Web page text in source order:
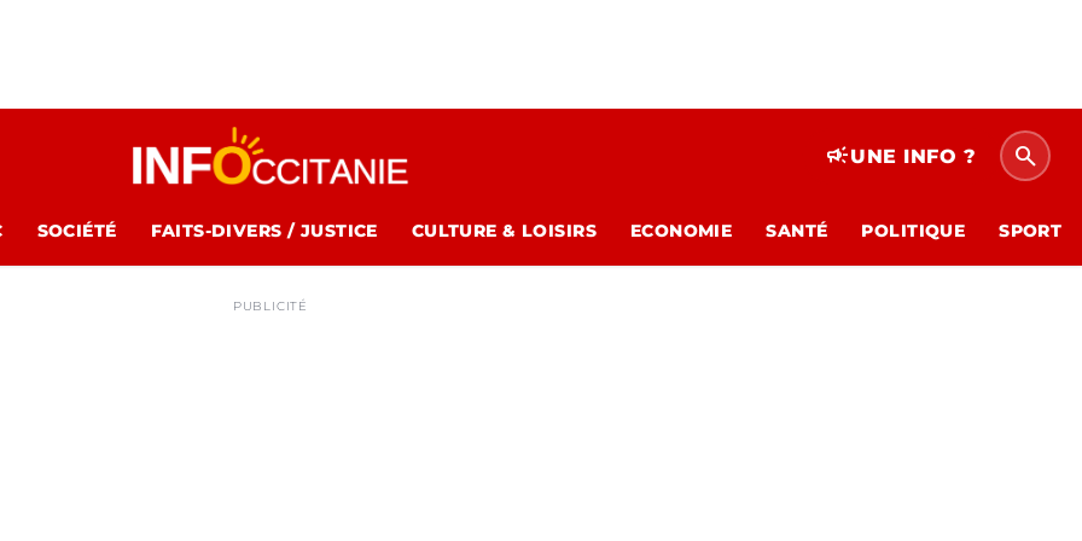
campaignUNE INFO ? search
SOCIÉTÉ FAITS-DIVERS / JUSTICE CULTURE & LOISIRS ECONOMIE SANTÉ POLITIQUE SPORT
PUBLICITÉ